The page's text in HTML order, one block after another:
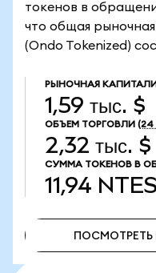
токенов в
что общая
(Ondo Tokenized)
РЫНОЧНАЯ
1,59 тыс. $
ОБЪЕМ ТОРГОВЛИ (24
2,32 тыс. $
СУММА ТОКЕНОВ В
11,94
ПОСМОТРЕТЬ